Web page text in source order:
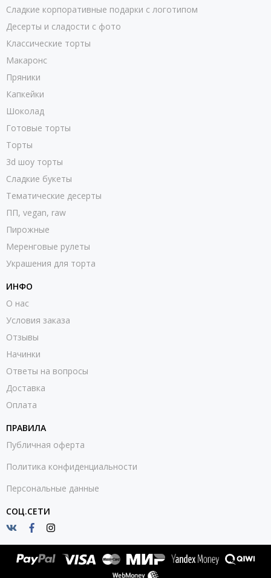
Сладкие корпоративные подарки с логотипом
Десерты и сладости с фото
Классические торты
Макаронс
Пряники
Капкейки
Шоколад
Готовые торты
Торты
3d шоу торты
Сладкие букеты
Тематические десерты
ПП, vegan, raw
Пирожные
Меренговые рулеты
Украшения для торта
ИНФО
О нас
Условия заказа
Отзывы
Начинки
Ответы на вопросы
Доставка
Оплата
ПРАВИЛА
Публичная оферта
Политика конфиденциальности
Персональные данные
СОЦ.СЕТИ